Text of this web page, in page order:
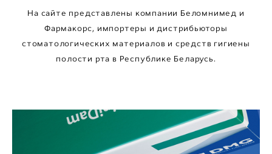
На сайте представлены компании Беломнимед и
Фармакорс, импортеры и дистрибьюторы
стоматологических материалов и средств гигиены
полости рта в Республике Беларусь.